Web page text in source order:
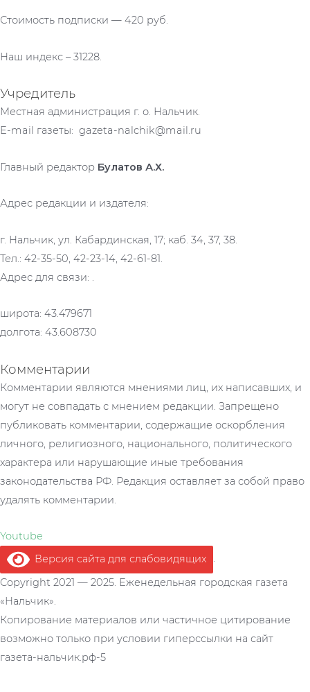
Стоимость подписки — 420 руб.
Наш индекс – 31228.
Учредитель
Местная администрация г. о. Нальчик.
E-mail газеты: gazeta-nalchik@mail.ru
Главный редактор Булатов А.Х.
Адрес редакции и издателя:
г. Нальчик, ул. Кабардинская, 17; каб. 34, 37, 38.
Тел.: 42-35-50, 42-23-14, 42-61-81.
Адрес для связи: .
широта: 43.479671
долгота: 43.608730
Комментарии
Комментарии являются мнениями лиц, их написавших, и
могут не совпадать с мнением редакции. Запрещено
публиковать комментарии, содержащие оскорбления
личного, религиозного, национального, политического
характера или нарушающие иные требования
законодательства РФ. Редакция оставляет за собой право
удалять комментарии.
Youtube
Версия сайта для слабовидящих
.
Copyright 2021 — 2025. Еженедельная городская газета
«Нальчик».
Копирование материалов или частичное цитирование
возможно только при условии гиперссылки на сайт
газета-нальчик.рф-5